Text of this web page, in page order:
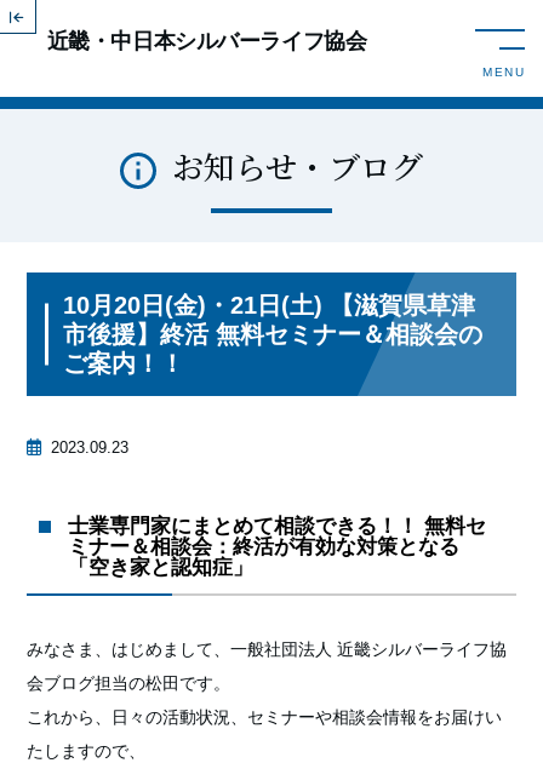
toggle
MENU
近畿・中日本シルバーライフ協会
お知らせ・ブログ
10月20日(金)・21日(土) 【滋賀県草津
市後援】終活 無料セミナー＆相談会の
ご案内！！
2023.09.23
士業専門家にまとめて相談できる！！ 無料セ
ミナー＆相談会：終活が有効な対策となる
「空き家と認知症」
みなさま、はじめまして、一般社団法人 近畿シルバーライフ協
会ブログ担当の松田です。
これから、日々の活動状況、セミナーや相談会情報をお届けい
たしますので、